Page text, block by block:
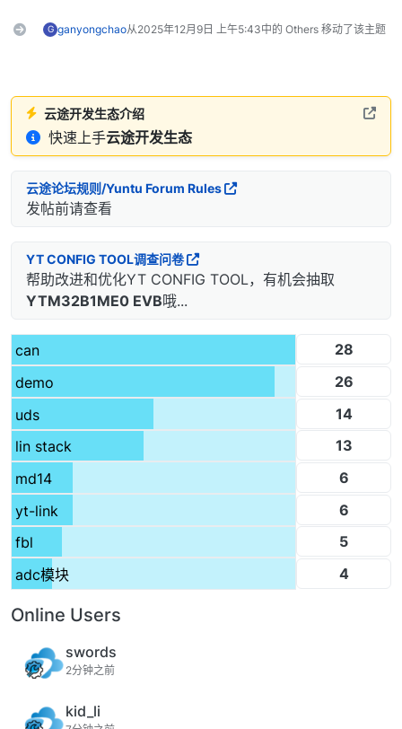
G ganyongchao从2025年12月9日 上午5:43中的 Others 移动了该主题
云途开发生态介绍
快速上手云途开发生态
云途论坛规则/Yuntu Forum Rules
发帖前请查看
YT CONFIG TOOL调查问卷
帮助改进和优化YT CONFIG TOOL，有机会抽取
YTM32B1ME0 EVB哦...
can
28
demo
26
uds
14
lin stack
13
md14
6
yt-link
6
fbl
5
adc模块
4
Online Users
swords
2分钟之前
kid_li